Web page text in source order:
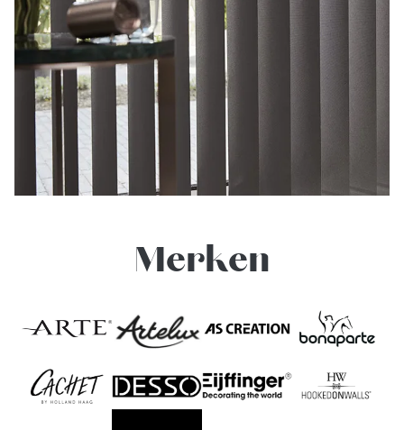
Merken